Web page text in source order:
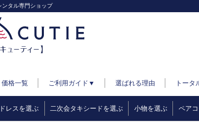
ンタル専門ショップ
価格一覧 ご利用ガイド▼ 選ばれる理由 トータ
レスを選ぶ 二次会タキシードを選ぶ 小物を選ぶ ペア